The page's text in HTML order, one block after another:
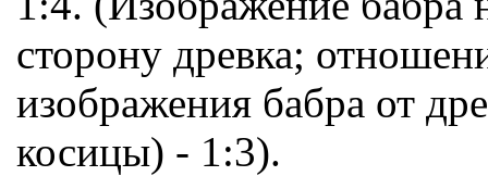
сторону древка;
изображения бабра от
косицы) - 1:3).